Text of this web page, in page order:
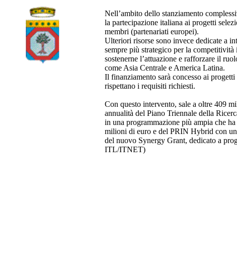
Nell’ambito dello stanziamento
la partecipazione italiana ai progetti
membri (partenariati europei).
Ulteriori risorse sono invece dedicate a
sempre più strategico per la
sostenerne l’attuazione e rafforzare il
come Asia Centrale e America Latina.
Il finanziamento sarà concesso ai
rispettano i requisiti richiesti.
Con questo intervento, sale a oltre 409
annualità del Piano Triennale della
in una programmazione più ampia che
milioni di euro e del PRIN Hybrid con
del nuovo Synergy Grant, dedicato a
ITL/ITNET)